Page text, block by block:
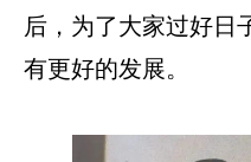
后，为了大家过好日
有更好的发展。